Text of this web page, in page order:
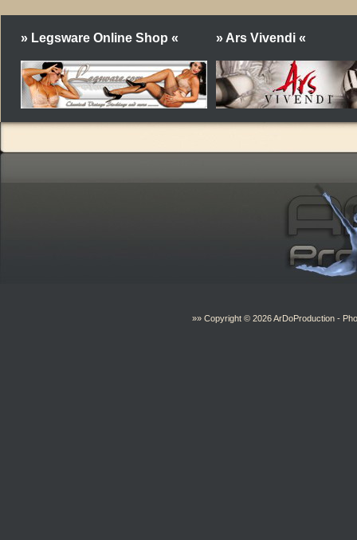
» Legsware Online Shop « » Ars Vivendi «
»» Copyright © 2026ArDoProduction -